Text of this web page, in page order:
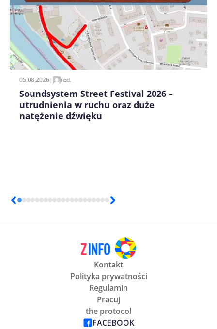
Zapamiętaj moje dane w tej przeglądarce podczas
pisania kolejnych komentarzy.
05.08.2026| red.
Soundsystem Street Festival 2026 –
utrudnienia w ruchu oraz duże
natężenie dźwięku
Kontakt
Polityka prywatności
Regulamin
Pracuj
the protocol
FACEBOOK